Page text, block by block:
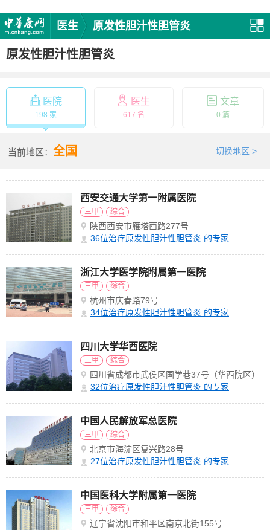
医生 原发性胆汁性胆管炎
原发性胆汁性胆管炎
医院
198 家
医生
617 名
文章
0 篇
当前地区： 全国 切换地区 >
西安交通大学第一附属医院
三甲 综合
陕西西安市雁塔西路277号
36位治疗原发性胆汁性胆管炎 的专家
浙江大学医学院附属第一医院
三甲 综合
杭州市庆春路79号
34位治疗原发性胆汁性胆管炎 的专家
四川大学华西医院
三甲 综合
四川省成都市武侯区国学巷37号（华西院区）
32位治疗原发性胆汁性胆管炎 的专家
中国人民解放军总医院
三甲 综合
北京市海淀区复兴路28号
27位治疗原发性胆汁性胆管炎 的专家
中国医科大学附属第一医院
三甲 综合
辽宁省沈阳市和平区南京北街155号